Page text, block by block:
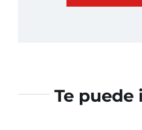
Te puede